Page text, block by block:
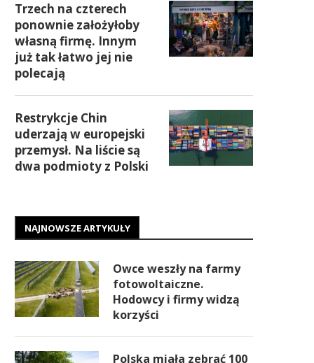
Trzech na czterech
ponownie założyłoby
własną firmę. Innym
już tak łatwo jej nie
polecają
Restrykcje Chin
uderzają w europejski
przemysł. Na liście są
dwa podmioty z Polski
NAJNOWSZE ARTYKUŁY
Owce weszły na farmy
fotowoltaiczne.
Hodowcy i firmy widzą
korzyści
Polska miała zebrać 100